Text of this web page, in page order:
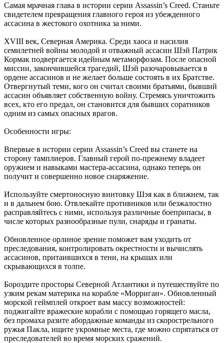
Cамая мрачная глава в истории серии Assassin’s Creed. Станьте
свидетелем превращения главного героя из убежденного
ассасина в жестокого охотника за ними.
XVIII век, Северная Америка. Среди хаоса и насилия
семилетней войны молодой и отважный ассасин Шэй Патрик
Кормак подвергается идейным метаморфозам. После опасной
миссии, закончившейся трагедий, Шэй разочаровывается в
ордене ассасинов и не желает больше состоять в их Братстве.
Отвергнутый теми, кого он считал своими братьями, бывший
ассасин объявляет собственную войну. Стремясь уничтожить
всех, кто его предал, он становится для бывших соратников
одним из самых опасных врагов.
Особенности игры:
Впервые в истории серии Assassin’s Creed вы станете на
сторону тамплиеров. Главный герой по-прежнему владеет
оружием и навыками мастера-ассасина, однако теперь он
получит и совершенно новое снаряжение.
Используйте смертоносную винтовку Шэя как в ближнем, так
и в дальнем бою. Отвлекайте противников или безжалостно
расправляйтесь с ними, используя различные боеприпасы, в
числе которых разнообразные пули, снаряды и гранаты.
Обновленное орлиное зрение поможет вам уходить от
преследования, контролировать окрестности и вычислять
ассасинов, притаившихся в тени, на крышах или
скрывающихся в толпе.
Бороздите просторы Северной Атлантики и путешествуйте по
узким рекам материка на корабле «Морриган». Обновленный
морской геймплей откроет вам массу возможностей:
поджигайте вражеские корабли с помощью горящего масла,
без промаха разите абордажные команды из скорострельного
ружья Пакла, ищите укромные места, где можно спрятаться от
преследователей во время морских сражений.